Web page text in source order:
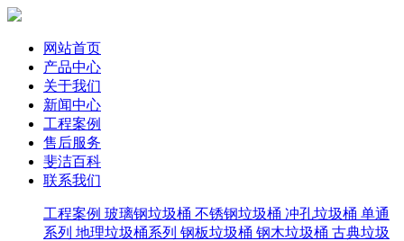
网站首页
产品中心
关于我们
新闻中心
工程案例
售后服务
斐洁百科
联系我们
工程案例 玻璃钢垃圾桶 不锈钢垃圾桶 冲孔垃圾桶 单通
系列 地理垃圾桶系列 钢板垃圾桶 钢木垃圾桶 古典垃圾